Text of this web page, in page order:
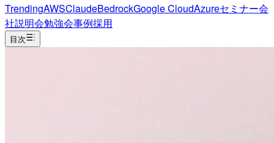
TrendingAWSClaudeBedrockGoogle CloudAzureセミナー会
社説明会勉強会事例採用
目次